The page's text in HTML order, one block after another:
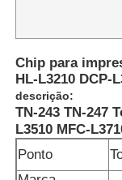
Chip para
HL-L3210 DCP-
descrição:
TN-243 TN-247
L3510 MFC-
Ponto